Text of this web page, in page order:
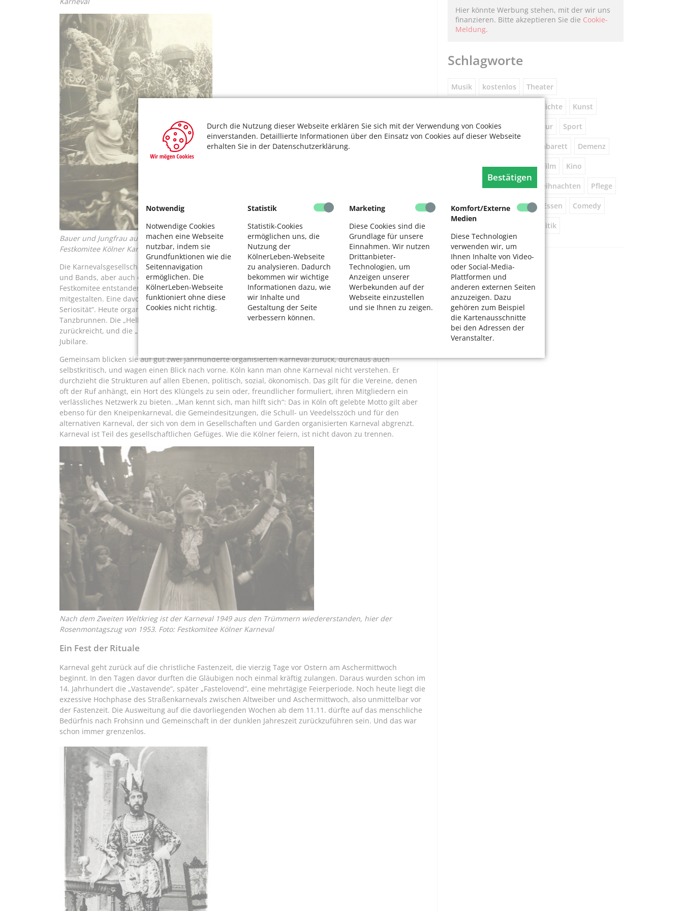
Durch die Nutzung dieser Webseite erklären Sie sich mit der Verwendung von Cookies
einverstanden. Detaillierte Informationen über den Einsatz von Cookies auf dieser Webseite
erhalten Sie in der Datenschutzerklärung.
Bestätigen
Notwendig
Notwendige Cookies
machen eine Webseite
nutzbar, indem sie
Grundfunktionen wie die
Seitennavigation
ermöglichen. Die
KölnerLeben-Webseite
funktioniert ohne diese
Cookies nicht richtig.
Statistik
Statistik-Cookies
ermöglichen uns, die
Nutzung der
KölnerLeben-Webseite
zu analysieren. Dadurch
bekommen wir wichtige
Informationen dazu, wie
wir Inhalte und
Gestaltung der Seite
verbessern können.
Marketing
Diese Cookies sind die
Grundlage für unsere
Einnahmen. Wir nutzen
Drittanbieter-
Technologien, um
Anzeigen unserer
Werbekunden auf der
Webseite einzustellen
und sie Ihnen zu zeigen.
Komfort/Externe
Medien
Diese Technologien
verwenden wir, um
Ihnen Inhalte von Video-
oder Social-Media-
Plattformen und
anderen externen Seiten
anzuzeigen. Dazu
gehören zum Beispiel
die Kartenausschnitte
bei den Adressen der
Veranstalter.
Bauer und Jungfrau auf ihrem Prachtwagen 1927. Von Dreigestirn wird erst seit 1938 gesprochen. Foto:
Festkomitee Kölner Karneval
Die Karnevalsgesellschaften organisieren in dieser Zeit Bälle, Kostümsitzungen mit Rednern, Tanzgruppen
und Bands, aber auch öffentliche Auftritte mit Bühnenprogramm und Verköstigung. Zeitgleich mit dem
Festkomitee entstanden drei Karnevalsgesellschaften, die bis heute die närrische Zeit maßgeblich
mitgestalten. Eine davon ist „Die Große von 1823“. Ihre Mitglieder sehen sich zuständig für „fröhliche
Seriosität“. Heute organisieren sie unter anderem die familienfreundliche Sessionseröffnung am Deutzer
Tanzbrunnen. Die „Hellige Knäächte und Mägde“, eine Tanzgruppe, deren Wurzeln ins Mittelalter
zurückreicht, und die „Kölsche Funke rut-wieß vun 1823“, kurz: Rote Funken, sind die beiden anderen
Jubilare.
Gemeinsam blicken sie auf gut zwei Jahrhunderte organisierten Karneval zurück, durchaus auch
selbstkritisch, und wagen einen Blick nach vorne. Köln kann man ohne Karneval nicht verstehen. Er
durchzieht die Strukturen auf allen Ebenen, politisch, sozial, ökonomisch. Das gilt für die Vereine, denen
oft der Ruf anhängt, ein Hort des Klüngels zu sein oder, freundlicher formuliert, ihren Mitgliedern ein
verlässliches Netzwerk zu bieten. „Man kennt sich, man hilft sich“: Das in Köln oft gelebte Motto gilt aber
ebenso für den Kneipenkarneval, die Gemeindesitzungen, die Schull- un Veedelsszöch und für den
alternativen Karneval, der sich von dem in Gesellschaften und Garden organisierten Karneval abgrenzt.
Karneval ist Teil des gesellschaftlichen Gefüges. Wie die Kölner feiern, ist nicht davon zu trennen.
Nach dem Zweiten Weltkrieg ist der Karneval 1949 aus den Trümmern wiedererstanden, hier der
Rosenmontagszug von 1953. Foto: Festkomitee Kölner Karneval
Ein Fest der Rituale
Karneval geht zurück auf die christliche Fastenzeit, die vierzig Tage vor Ostern am Aschermittwoch
beginnt. In den Tagen davor durften die Gläubigen noch einmal kräftig zulangen. Daraus wurden schon im
14. Jahrhundert die „Vastavende“, später „Fastelovend“, eine mehrtägige Feierperiode. Noch heute liegt die
exzessive Hochphase des Straßenkarnevals zwischen Altweiber und Aschermittwoch, also unmittelbar vor
der Fastenzeit. Die Ausweitung auf die davorliegenden Wochen ab dem 11.11. dürfte auf das menschliche
Bedürfnis nach Frohsinn und Gemeinschaft in der dunklen Jahreszeit zurückzuführen sein. Und das war
schon immer grenzenlos.
Hier könnte Werbung stehen, mit der wir uns
finanzieren. Bitte akzeptieren Sie die Cookie-
Meldung.
Schlagworte
Musik kostenlos Theater
Geschichte Kunst
Museum Natur Literatur Sport
Kabarett Demenz
Wandern Brauchtum Film Kino
Vorsorge Beratung Weihnachten Pflege
Feste Tanz Vortrag Essen Comedy
Politik